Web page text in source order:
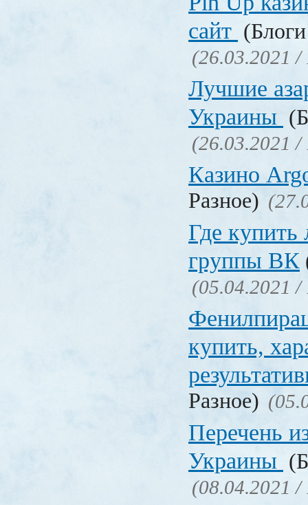
сайт
(26.03.2021 /
Лучшие
Украины
(26.03.2021 /
Казино
Разное)
Где купить
группы ВК
(05.04.2021 /
купить,
Разное)
Перечень
Украины
(08.04.2021 /